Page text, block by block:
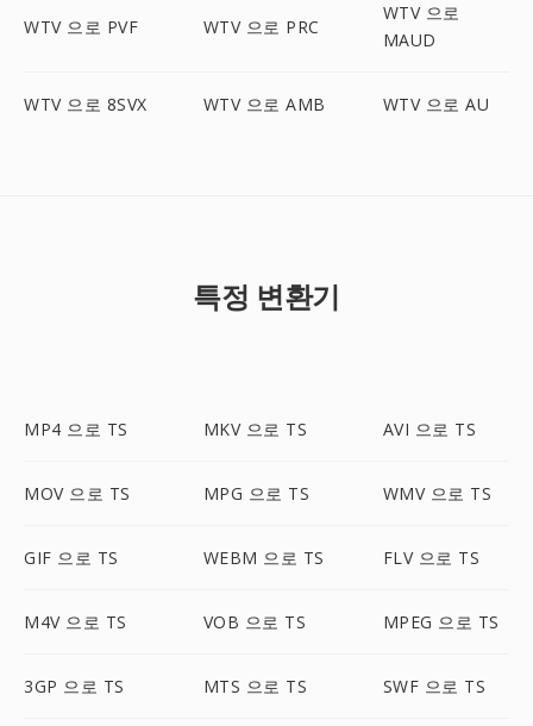
WTV 으로 PVF WTV 으로 PRC
WTV 으로
MAUD
WTV 으로 8SVX WTV 으로 AMB WTV 으로 AU
특정 변환기
MP4 으로 TS MKV 으로 TS AVI 으로 TS
MOV 으로 TS MPG 으로 TS WMV 으로 TS
GIF 으로 TS WEBM 으로 TS FLV 으로 TS
M4V 으로 TS VOB 으로 TS MPEG 으로 TS
3GP 으로 TS MTS 으로 TS SWF 으로 TS